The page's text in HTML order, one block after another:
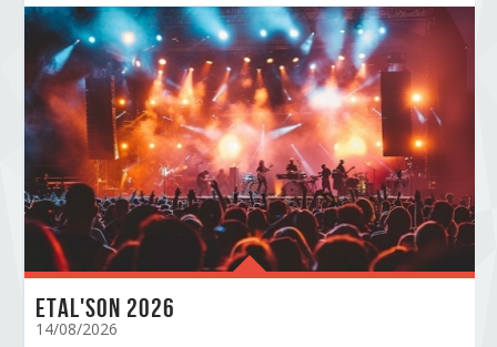
ETAL'SON 2026
14/08/2026